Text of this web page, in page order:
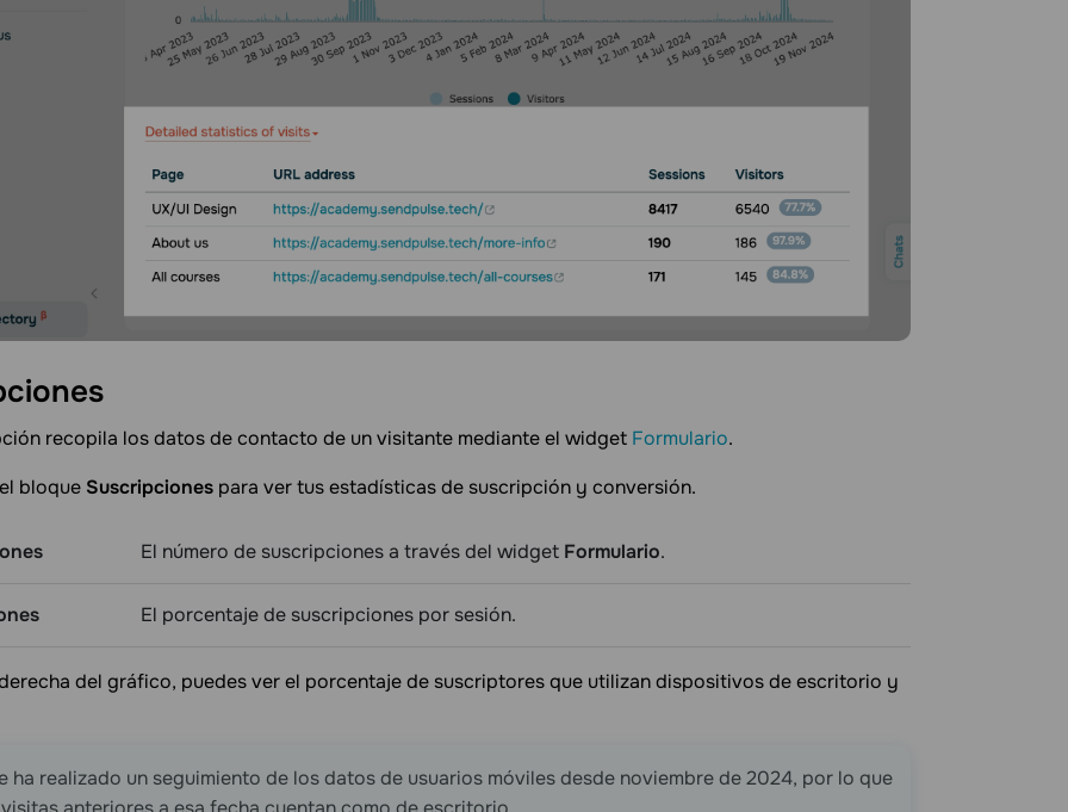
recopila los datos de contacto de un visitante mediante el widget Formulario.
bloque Suscripciones para ver tus estadísticas de suscripción y conversión.
El número de suscripciones a través del widget Formulario.
El porcentaje de suscripciones por sesión.
del gráfico, puedes ver el porcentaje de suscriptores que utilizan dispositivos de escritorio y
ha realizado un seguimiento de los datos de usuarios móviles desde noviembre de 2024, por lo que